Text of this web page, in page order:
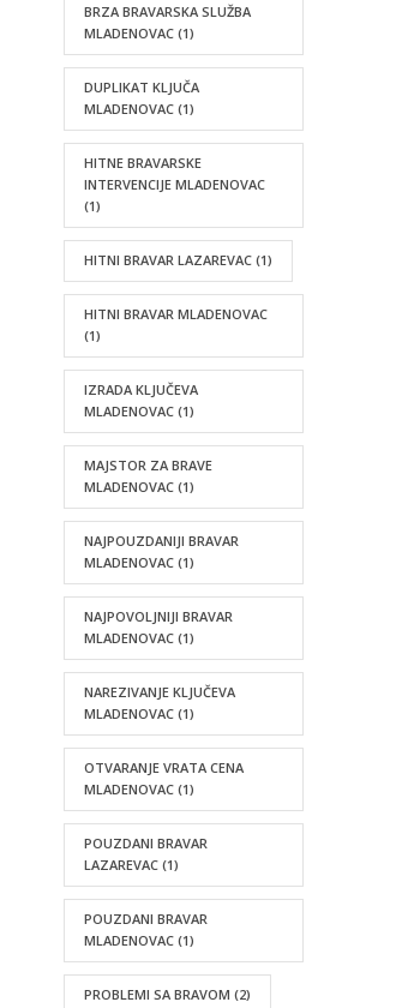
BRZA BRAVARSKA SLUŽBA
MLADENOVAC (1)
DUPLIKAT KLJUČA
MLADENOVAC (1)
HITNE BRAVARSKE
INTERVENCIJE MLADENOVAC
(1)
HITNI BRAVAR LAZAREVAC (1)
HITNI BRAVAR MLADENOVAC
(1)
IZRADA KLJUČEVA
MLADENOVAC (1)
MAJSTOR ZA BRAVE
MLADENOVAC (1)
NAJPOUZDANIJI BRAVAR
MLADENOVAC (1)
NAJPOVOLJNIJI BRAVAR
MLADENOVAC (1)
NAREZIVANJE KLJUČEVA
MLADENOVAC (1)
OTVARANJE VRATA CENA
MLADENOVAC (1)
POUZDANI BRAVAR
LAZAREVAC (1)
POUZDANI BRAVAR
MLADENOVAC (1)
PROBLEMI SA BRAVOM (2)